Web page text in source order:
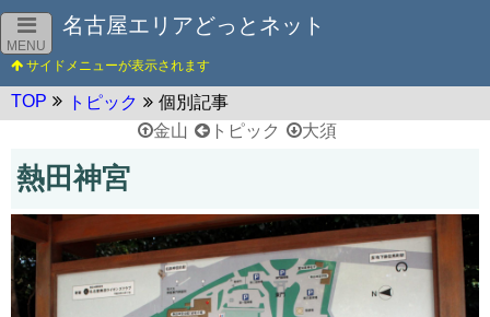
MENU
名古屋エリアどっとネット
TOP トピック
個別記事
金山
トピック 大須
熱田神宮